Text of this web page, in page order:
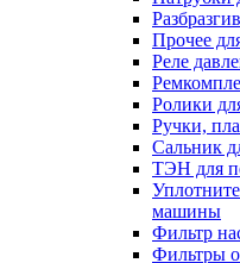
Прочее
Реле
Ролики
Ручки,
Сальник
ТЭН для
машины
Фильтр
Фильтры